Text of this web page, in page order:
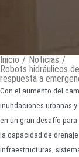
Inicio / Noticias /
Robots hidráulicos
respuesta a
Con el aumento del
inundaciones urbanas
en un gran desafío
la capacidad de
infraestructuras,